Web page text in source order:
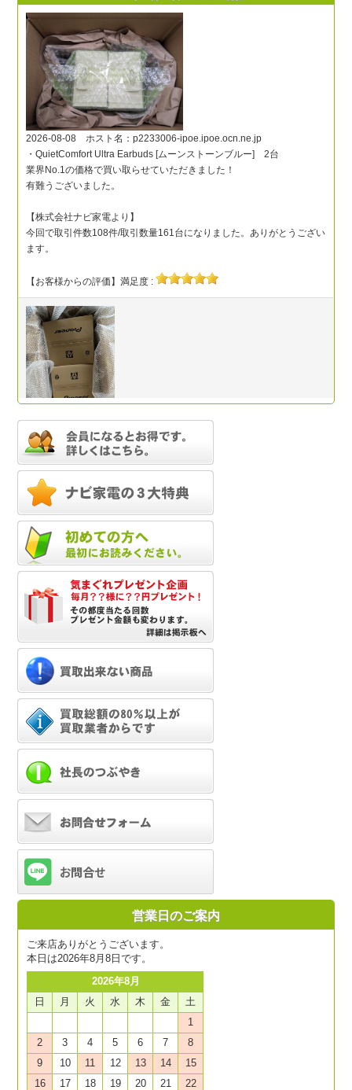
営業日のご案内
ご来店ありがとうございます。
本日は2026年8月8日です。
2026年8月
日
月 火 水 木 金
土
1
2
3 4 5 6 7
8
9
10 11 12 13 14
15
16
17 18 19 20 21
22